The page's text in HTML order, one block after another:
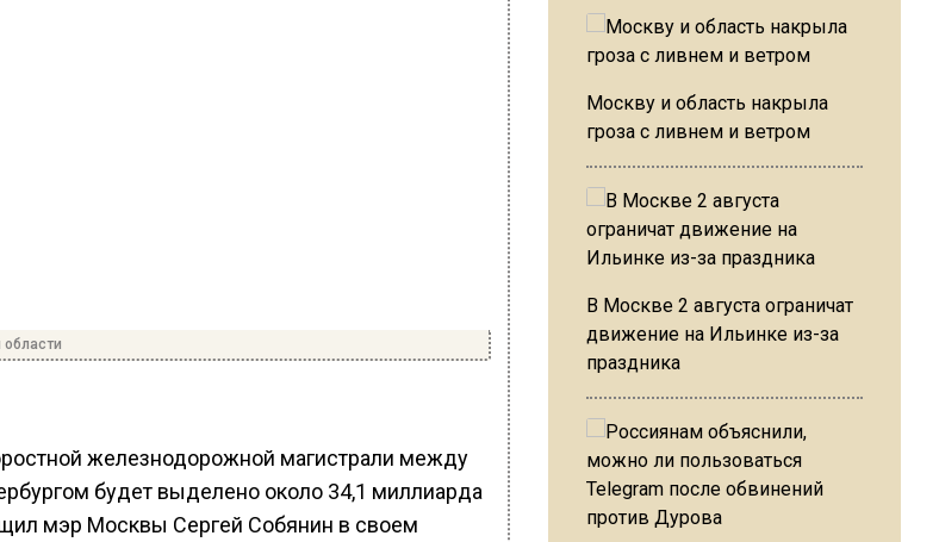
железнодорожной магистрали между
будет выделено около 34,1 миллиарда
мэр Москвы Сергей Собянин в своем
Москву и область накрыла
гроза с ливнем и ветром
В Москве 2 августа ограничат
движение на Ильинке из-за
праздника